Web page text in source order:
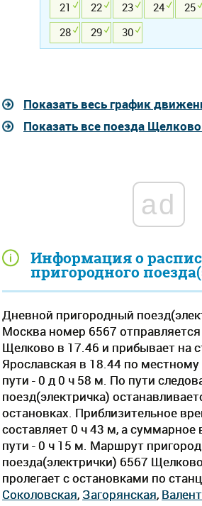
Информация о
пригородного
Дневной пригородный
Москва номер 6567
Щелково в 17.46 и прибывает на
Ярославская в 18.44 по
пути - 0 д 0 ч 58 м. По пути
поезд(электричка)
остановках. Приблизительное
составляет 0 ч 43 м, а суммарное
пути - 0 ч 15 м. Маршрут
поезда(электрички) 6567
пролегает c остановками по
Соколовская, Загорянская,
21
22 23 24 25
28
29 30
Показать весь график
Показать все поезда
ad